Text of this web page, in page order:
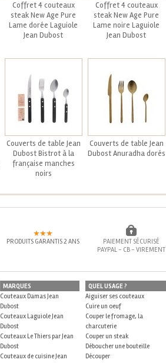
Coffret 4 couteaux
steak New Age Pure
Lame dorée Laguiole
Jean Dubost
Coffret 4 couteaux
steak New Age Pure
Lame noire Laguiole
Jean Dubost
Couverts de table Jean
Dubost Bistrot à la
française manches
noirs
Couverts de table Jean
Dubost Anuradha dorés
PRODUITS GARANTIS 2 ANS
PAIEMENT SÉCURISÉ
PAYPAL - CB - VIREMENT
MARQUES
Couteaux Damas Jean
Dubost
Couteaux Laguiole Jean
Dubost
Couteaux Le Thiers par Jean
Dubost
Couteaux de cuisine Jean
QUEL USAGE ?
Aiguiser ses couteaux
Cuire un oeuf
Couper le fromage, la
charcuterie
Couper un steak
Déboucher une bouteille
Découper